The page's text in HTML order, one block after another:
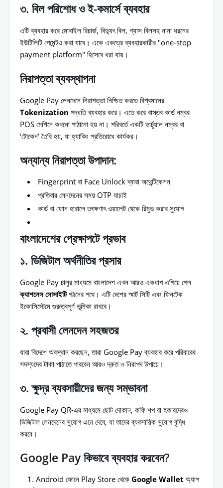
৩. বিল পরিশোধ ও ই-কমার্সে ব্যবহার
এটি ব্যবহার করে মোবাইল রিচার্জ, বিদ্যুৎ বিল, গ্যাস বিলসহ নানা ধরনের
ইউটিলিটি পেমেন্টও করা যাবে। একে একত্রে ব্যবহারকারীর "one-stop
payment platform" হিসেবে ধরা যায়।
নিরাপত্তা ব্যবস্থাপনা
Google Pay লেনদেনে নিরাপত্তা নিশ্চিত করতে বিশ্বমানের
Tokenization পদ্ধতি ব্যবহার করে। এতে করে বাস্তব কার্ড নম্বর
POS মেশিনে কখনো পাঠানো হয় না। পরিবর্তে একটি ভার্চুয়াল নম্বর বা
‘টোকেন’ তৈরি হয়, যা হ্যাকিং প্রতিরোধে কার্যকর।
অন্যান্য নিরাপত্তা উপাদান:
Fingerprint বা Face Unlock দ্বারা অথেন্টিকেশন
প্রতিবার লেনদেনের সময় OTP যাচাই
কার্ড বা ফোন হারালে তৎক্ষণাৎ ওয়ালেট থেকে রিমুভ করার সুযোগ
বাংলাদেশের প্রেক্ষাপটে প্রভাব
১. ডিজিটাল অর্থনীতির প্রসার
Google Pay চালুর মাধ্যমে বাংলাদেশ এখন আরও একধাপ এগিয়ে গেল
ক্যাশলেস সোসাইটিগঠনের পথে। এটি দেশের স্মার্ট সিটি এবং ফিনটেক
ইকোসিস্টেমে গুরুত্বপূর্ণ ভূমিকা রাখবে।
২. প্রবাসী লেনদেন সহজতর
যারা বিদেশে অবস্থান করছেন, তারা Google Pay ব্যবহার করে পরিবারের
সদস্যদের টাকা পাঠাতে পারবেন আরও দ্রুত ও নিরাপদ উপায়ে।
৩. ক্ষুদ্র ব্যবসায়ীদের জন্য সম্ভাবনা
Google Pay QR-এর মাধ্যমে ছোট দোকান, কফি শপ বা হকারদেরও
ডিজিটাল লেনদেনের সুযোগ এনে দেবে, যা তাদের ব্যবসায়িক সুযোগ বৃদ্ধি
করবে।
Google Pay কিভাবে ব্যবহার করবেন?
Android ফোনে Play Store থেকে Google Wallet অ্যাপ